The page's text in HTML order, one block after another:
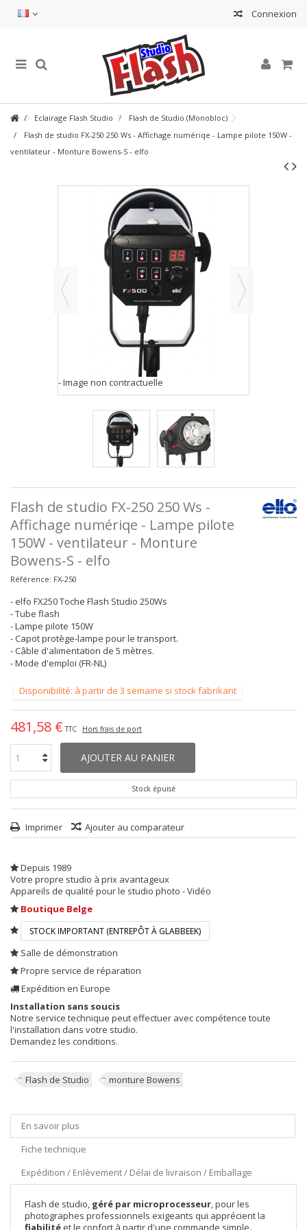
Connexion
Eclairage Flash Studio
Flash de Studio (Monobloc)
Flash de studio FX-250 250 Ws - Affichage numériqe - Lampe pilote 150W -
ventilateur - Monture Bowens-S - elfo
- Image non contractuelle
Flash de studio FX-250 250 Ws -
Affichage numériqe - Lampe pilote
150W - ventilateur - Monture
Bowens-S - elfo
Référence: FX-250
- elfo FX250 Toche Flash Studio 250Ws
- Tube flash
- Lampe pilote 150W
- Capot protège-lampe pour le transport.
- Câble d'alimentation de 5 mètres.
- Mode d'emploi (FR-NL)
Disponibilité: à partir de 3 semaine si stock fabrikant
481,58 € TTC Hors frais de port
AJOUTER AU PANIER
Stock épuisé
Imprimer Ajouter au comparateur
Depuis 1989
Votre propre studio à prix avantageux
Appareils de qualité pour le studio photo - Vidéo
Boutique Belge
STOCK IMPORTANT (ENTREPÔT À GLABBEEK)
Salle de démonstration
Propre service de réparation
Expédition en Europe
Installation sans soucis
Notre service technique peut effectuer avec compétence toute
l'installation dans votre studio.
Demandez les conditions.
Flash de Studio monture Bowens
En savoir plus
Fiche technique
Expédition / Enlèvement / Délai de livraison / Emballage
Flash de studio, géré par microprocesseur, pour les
photographes professionnels exigeants qui apprécient la
fiabilité et le confort à partir d'une commande simple.